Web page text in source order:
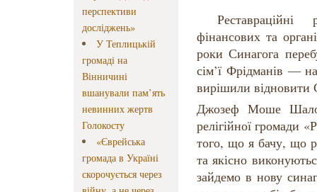
перспективи
досліджень»
У Теплицькій
громаді на
Вінничині
вшанували пам’ять
невинних жертв
Голокосту
«Єврейська
громада в Україні
скорочується через
Реставраційні
фінансових та
роки Синагога
сім’ї Фрідманів —
вирішили відновити
Джозеф Моше
релігійної громади
того, що я бачу, що
та якісно
зайдемо в нову